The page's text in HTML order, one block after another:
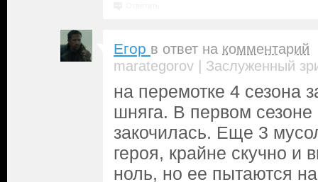
Егор в ответ на комментарий
marategorov | Заслуженный
на перемотке 4 сезона
шняга. В первом сезоне
закочилась. Еще 3
героя, крайне скучно
ноль, но ее пытаются